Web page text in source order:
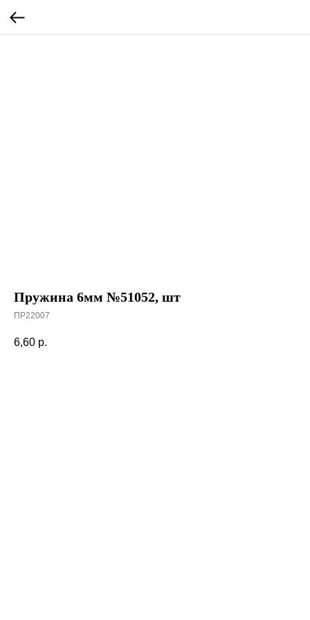
Пружина 6мм №51052, шт
ПР22007
6,60 р.